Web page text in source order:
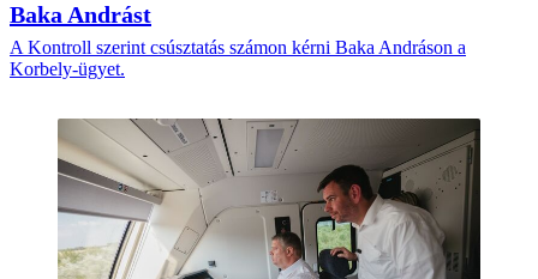
Baka Andrást
A Kontroll szerint csúsztatás számon kérni Baka Andráson a
Korbely-ügyet.